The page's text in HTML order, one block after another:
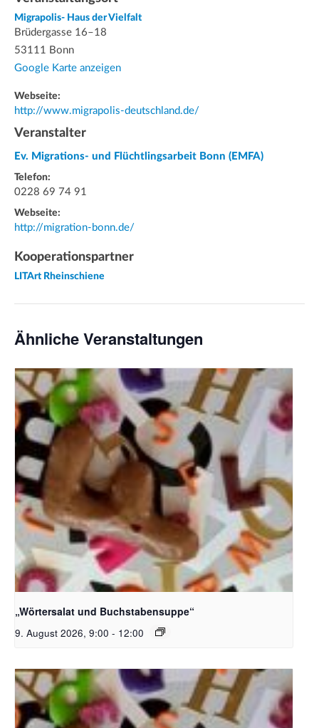
Migrapolis- Haus der Vielfalt
Brüdergasse 16–18
53111 Bonn
Google Karte anzeigen
Webseite:
http://www.migrapolis-deutschland.de/
Veranstalter
Ev. Migrations- und Flüchtlingsarbeit Bonn (EMFA)
Telefon:
0228 69 74 91
Webseite:
http://migration-bonn.de/
Kooperationspartner
LITArt Rheinschiene
Ähnliche Veranstaltungen
Bildquelle_ Pixabay Free_Christoph Meinersmann
„Wörtersalat und Buchstabensuppe“
9. August 2026, 9:00 - 12:00